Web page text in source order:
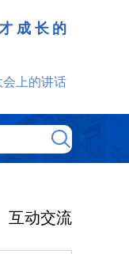
成长的
上的讲话
互动交流